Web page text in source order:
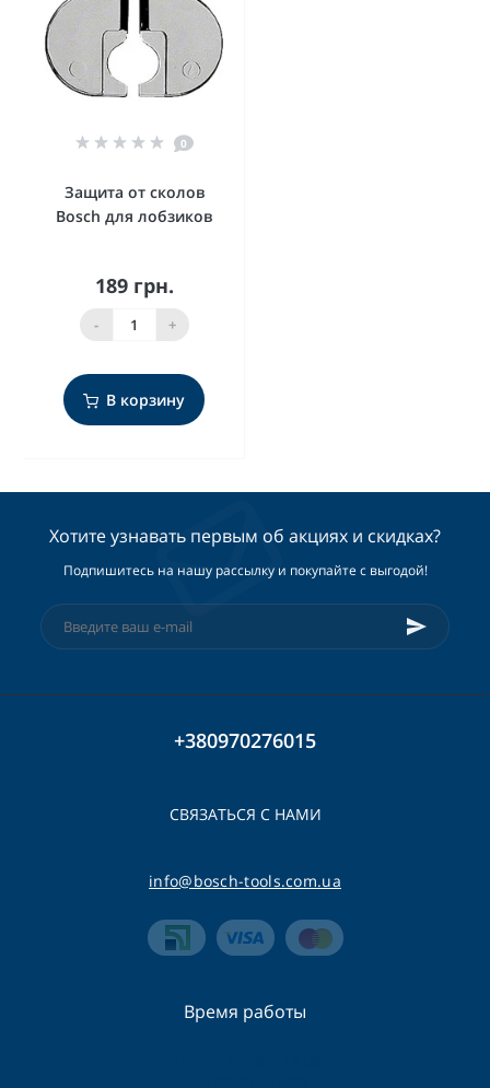
0
Защита от сколов
Bosch для лобзиков
189 грн.
- +
В корзину
Хотите узнавать первым об акциях и скидках?
Подпишитесь на нашу рассылку и покупайте с выгодой!
+380970276015
СВЯЗАТЬСЯ С НАМИ
info@bosch-tools.com.ua
Время работы